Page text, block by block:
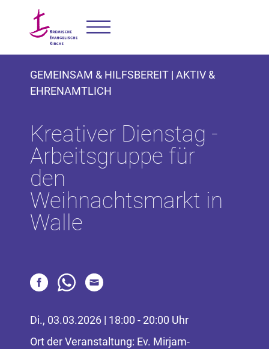
GEMEINSAM & HILFSBEREIT | AKTIV &
EHRENAMTLICH
Kreativer Dienstag -
Arbeitsgruppe für
den
Weihnachtsmarkt in
Walle
Di., 03.03.2026 | 18:00 - 20:00 Uhr
Ort der Veranstaltung: Ev. Mirjam-